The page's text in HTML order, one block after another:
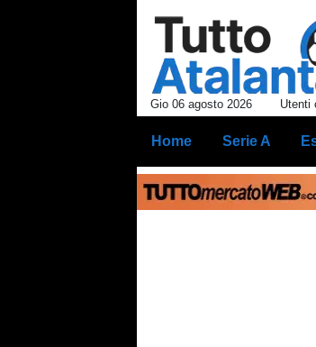
Gio 06 agosto 2026 Utenti
Home Serie A